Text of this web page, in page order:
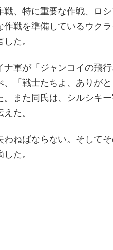
戦、特に重要な作戦、ロ
作戦を準備しているウク
た。
ナ軍が「ジャンコイの飛
、「戦士たちよ、ありが
。また同氏は、シルシキ
た。
わねばならない。そして
た。